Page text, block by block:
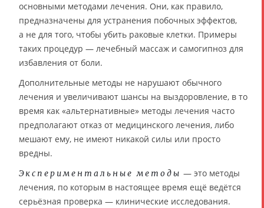
основными методами лечения. Они, как правило,
предназначены для устранения побочных эффектов,
а не для того, чтобы убить раковые клетки. Примеры
таких процедур — лечебный массаж и самогипноз для
избавления от боли.
Дополнительные методы не нарушают обычного
лечения и увеличивают шансы на выздоровление, в то
время как «альтернативные» методы лечения часто
предполагают отказ от медицинского лечения, либо
мешают ему, не имеют никакой силы или просто
вредны.
Экспериментальные методы — это методы
лечения, по которым в настоящее время ещё ведётся
серьёзная проверка — клинические исследования.